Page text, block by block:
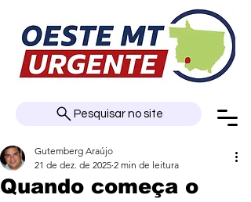
Pesquisar no site
Quando começa o
Gutemberg Araújo
21 de dez. de 2025 2 min de leitura